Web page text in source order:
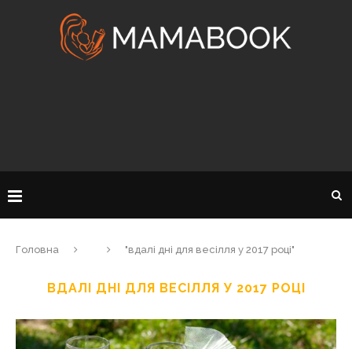
Головна "вдалі дні для весілля у 2017 році"
ВДАЛІ ДНІ ДЛЯ ВЕСІЛЛЯ У 2017 РОЦІ